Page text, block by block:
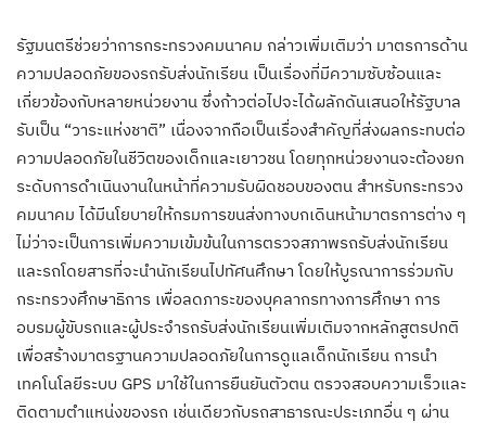
รัฐมนตรีช่วยว่าการกระทรวงคมนาคม กล่าวเพิ่มเติมว่า มาตรการด้าน
ความปลอดภัยของรถรับส่งนักเรียน เป็นเรื่องที่มีความซับซ้อนและ
เกี่ยวข้องกับหลายหน่วยงาน ซึ่งก้าวต่อไปจะได้ผลักดันเสนอให้รัฐบาล
รับเป็น “วาระแห่งชาติ” เนื่องจากถือเป็นเรื่องสำคัญที่ส่งผลกระทบต่อ
ความปลอดภัยในชีวิตของเด็กและเยาวชน โดยทุกหน่วยงานจะต้องยก
ระดับการดำเนินงานในหน้าที่ความรับผิดชอบของตน สำหรับกระทรวง
คมนาคม ได้มีนโยบายให้กรมการขนส่งทางบกเดินหน้ามาตรการต่าง ๆ
ไม่ว่าจะเป็นการเพิ่มความเข้มข้นในการตรวจสภาพรถรับส่งนักเรียน
และรถโดยสารที่จะนำนักเรียนไปทัศนศึกษา โดยให้บูรณาการร่วมกับ
กระทรวงศึกษาธิการ เพื่อลดภาระของบุคลากรทางการศึกษา การ
อบรมผู้ขับรถและผู้ประจำรถรับส่งนักเรียนเพิ่มเติมจากหลักสูตรปกติ
เพื่อสร้างมาตรฐานความปลอดภัยในการดูแลเด็กนักเรียน การนำ
เทคโนโลยีระบบ GPS มาใช้ในการยืนยันตัวตน ตรวจสอบความเร็วและ
ติดตามตำแหน่งของรถ เช่นเดียวกับรถสาธารณะประเภทอื่น ๆ ผ่าน